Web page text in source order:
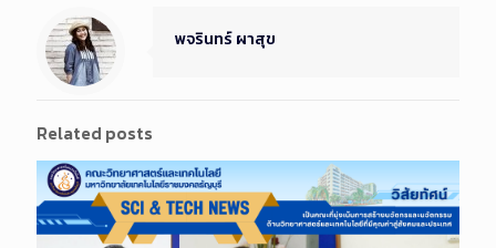
พจรินทร์ ผาสุข
Related posts